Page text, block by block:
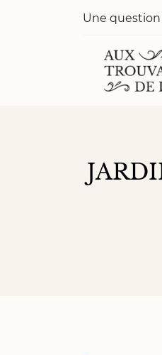
Une question
72320 Valennes